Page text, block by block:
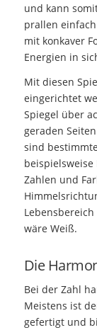
und kann
prallen
mit konkaver
Energien in
Mit diesen
eingerichtet
Spiegel über
geraden
sind
Zahlen und
wäre Weiß.
Die
Bei der Zahl
Meistens ist
gefertigt und